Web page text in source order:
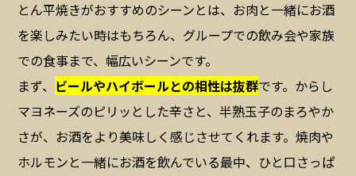
とん平焼きがおすすめのシーンとは、お肉と一緒にお酒
を楽しみたい時はもちろん、グループでの飲み会や家族
での食事まで、幅広いシーンです。
まず、 ビールやハイボールとの相性は抜群です。からし
マヨネーズのピリッとした辛さと、半熟玉子のまろやか
さが、お酒をより美味しく感じさせてくれます。焼肉や
ホルモンと一緒にお酒を飲んでいる最中、ひと口さっぱ